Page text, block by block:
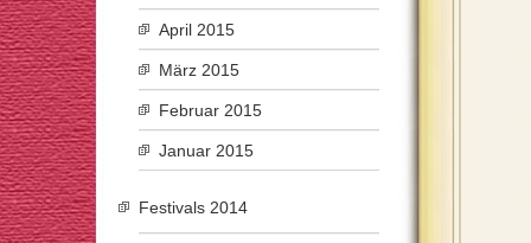
April 2015
März 2015
Februar 2015
Januar 2015
Festivals 2014